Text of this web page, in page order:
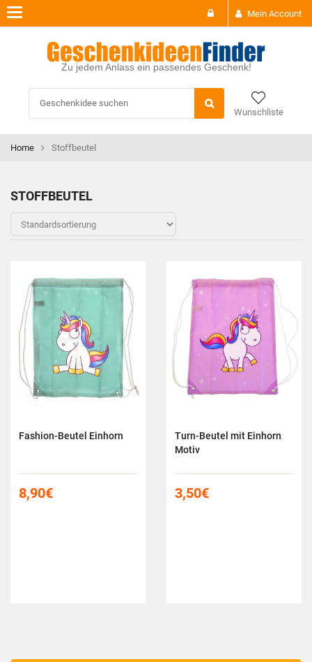
Mein Account
Zu jedem Anlass ein passendes Geschenk!
Wunschliste
Toggle
navigation
Home Stoffbeutel
STOFFBEUTEL
Fashion-Beutel Einhorn
8,90€
Turn-Beutel mit Einhorn
Motiv
3,50€